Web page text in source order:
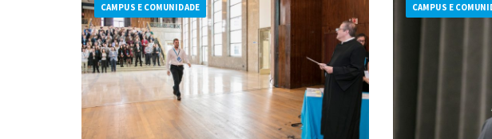
CAMPUS E COMUNIDADE CAMPUS E